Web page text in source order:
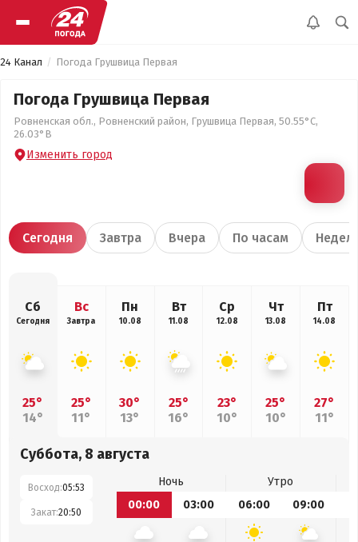
24 Канал Погода Грушвица Первая
Погода Грушвица Первая
Ровненская обл., Ровненский район, Грушвица Первая, 50.55°С,
26.03°В
Изменить город
Сегодня Завтра Вчера По часам
Сб
Сегодня
25°
14°
Вс
Завтра
25°
11°
Пн
10.08
30°
13°
Вт
11.08
25°
16°
Ср
12.08
23°
10°
Чт
13.08
25°
10°
Пт
14.08
27°
11°
Суббота, 8 августа
Восход:05:53
Закат:20:50
Ночь
Утро
00:00
03:00 06:00 09:00